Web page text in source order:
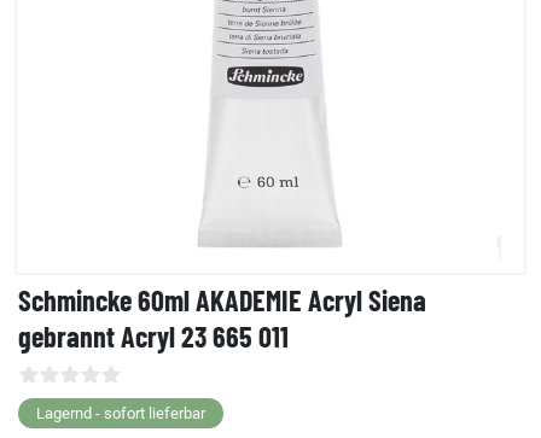
Schmincke 60ml AKADEMIE Acryl Siena
gebrannt Acryl 23 665 011
Lagernd - sofort lieferbar